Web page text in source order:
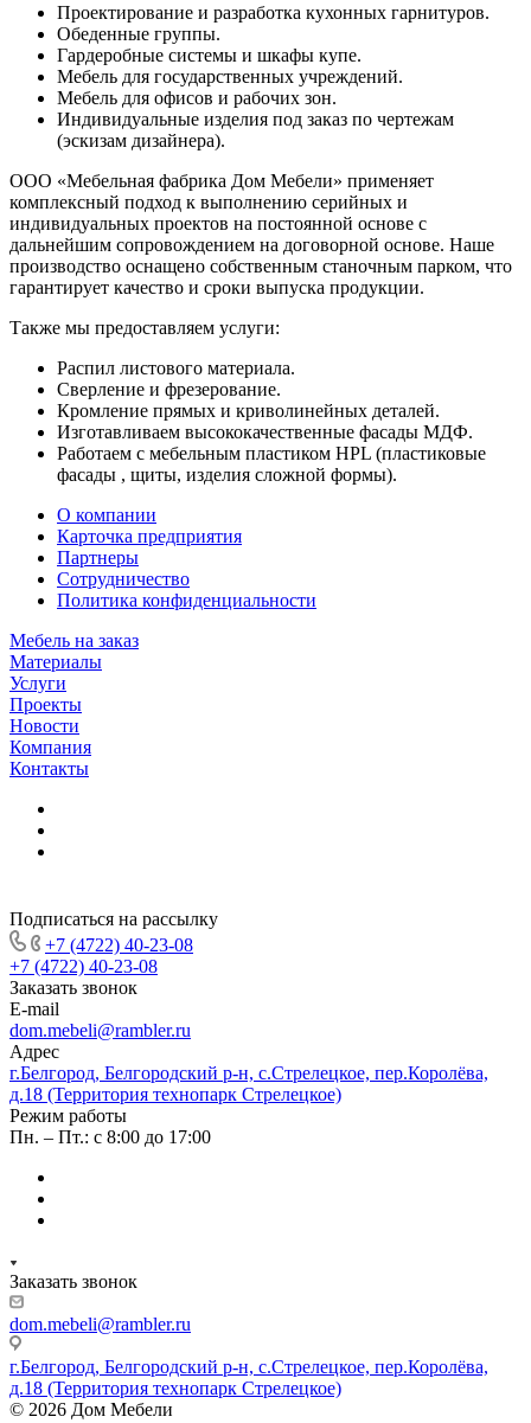
Проектирование и разработка кухонных гарнитуров.
Обеденные группы.
Гардеробные системы и шкафы купе.
Мебель для государственных учреждений.
Мебель для офисов и рабочих зон.
Индивидуальные изделия под заказ по чертежам
(эскизам дизайнера).
ООО «Мебельная фабрика Дом Мебели» применяет
комплексный подход к выполнению серийных и
индивидуальных проектов на постоянной основе с
дальнейшим сопровождением на договорной основе. Наше
производство оснащено собственным станочным парком, что
гарантирует качество и сроки выпуска продукции.
Также мы предоставляем услуги:
Распил листового материала.
Сверление и фрезерование.
Кромление прямых и криволинейных деталей.
Изготавливаем высококачественные фасады МДФ.
Работаем с мебельным пластиком HPL (пластиковые
фасады , щиты, изделия сложной формы).
О компании
Карточка предприятия
Партнеры
Сотрудничество
Политика конфиденциальности
Мебель на заказ
Материалы
Услуги
Проекты
Новости
Компания
Контакты
Подписаться на рассылку
+7 (4722) 40-23-08
+7 (4722) 40-23-08
Заказать звонок
E-mail
dom.mebeli@rambler.ru
Адрес
г.Белгород, Белгородский р-н, с.Стрелецкое, пер.Королёва,
д.18 (Территория технопарк Стрелецкое)
Режим работы
Пн. – Пт.: с 8:00 до 17:00
Заказать звонок
dom.mebeli@rambler.ru
г.Белгород, Белгородский р-н, с.Стрелецкое, пер.Королёва,
д.18 (Территория технопарк Стрелецкое)
© 2026 Дом Мебели